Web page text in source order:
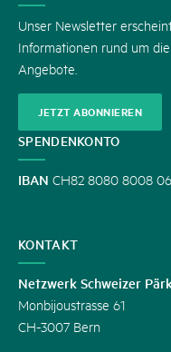
Unser Newsletter
Informationen rund um
Angebote.
JETZT ABONNIEREN
SPENDENKONTO
IBAN CH82 8080 8008
KONTAKT
Netzwerk Schweizer
Monbijoustrasse 61
CH-3007 Bern